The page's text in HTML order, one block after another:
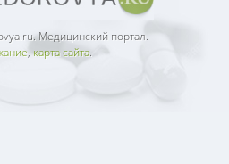
Медицинский портал.
,карта сайта.